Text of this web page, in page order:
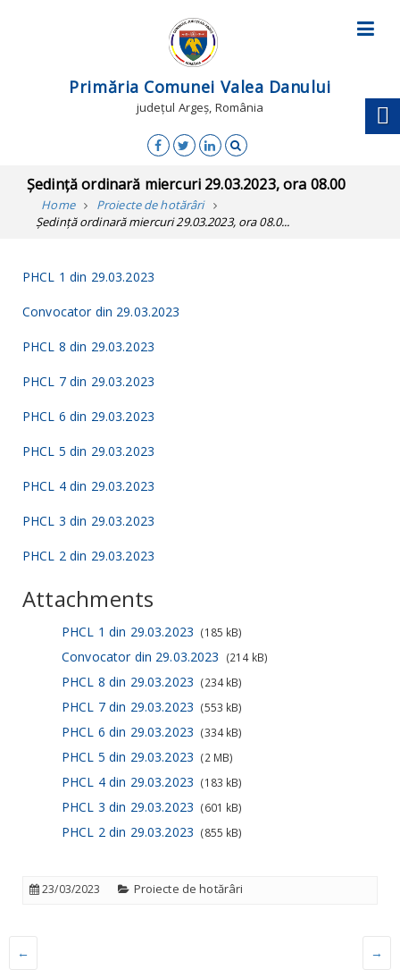
Primăria Comunei Valea Danului
județul Argeș, România
Ședință ordinară miercuri 29.03.2023, ora 08.00
Home
Proiecte de hotărâri
Ședință ordinară miercuri 29.03.2023, ora 08.0...
PHCL 1 din 29.03.2023
Convocator din 29.03.2023
PHCL 8 din 29.03.2023
PHCL 7 din 29.03.2023
PHCL 6 din 29.03.2023
PHCL 5 din 29.03.2023
PHCL 4 din 29.03.2023
PHCL 3 din 29.03.2023
PHCL 2 din 29.03.2023
Attachments
PHCL 1 din 29.03.2023 (185 kB)
Convocator din 29.03.2023 (214 kB)
PHCL 8 din 29.03.2023 (234 kB)
PHCL 7 din 29.03.2023 (553 kB)
PHCL 6 din 29.03.2023 (334 kB)
PHCL 5 din 29.03.2023 (2 MB)
PHCL 4 din 29.03.2023 (183 kB)
PHCL 3 din 29.03.2023 (601 kB)
PHCL 2 din 29.03.2023 (855 kB)
23/03/2023 Proiecte de hotărâri
← →